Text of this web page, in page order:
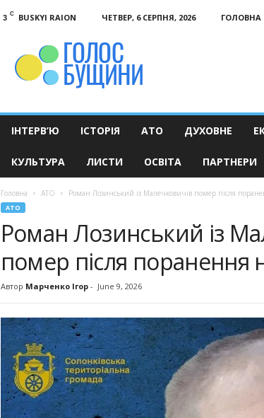
3 C BUSKYI RAION ЧЕТВЕР, 6 СЕРПНЯ, 2026 ГОЛОВНА
ІНТЕРВ’Ю ІСТОРІЯ АТО ДУХОВНЕ
КУЛЬТУРА ЛИСТИ ОСВІТА ПАРТНЕРИ
Головна АТО Роман Лозинський із Малечковичів помер після
АТО
Роман Лозинський із
помер після поранення
Автор Марченко Ігор- June 9, 2026